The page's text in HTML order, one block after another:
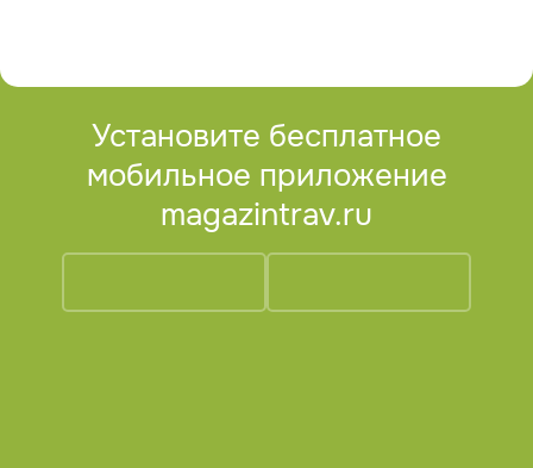
Установите бесплатное
мобильное приложение
magazintrav.ru